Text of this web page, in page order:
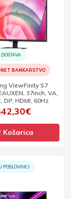
BANKARSTVO
ViewFinity S7
37inch, VA,
DP, HDMI, 60Hz
Košarica
POSLOVNICI